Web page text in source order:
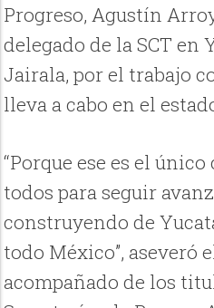
Progreso, Agustín
delegado de la SCT en
Jairala, por el trabajo
lleva a cabo en el
“Porque ese es el
todos para seguir
construyendo de
todo México”, aseveró
acompañado de los